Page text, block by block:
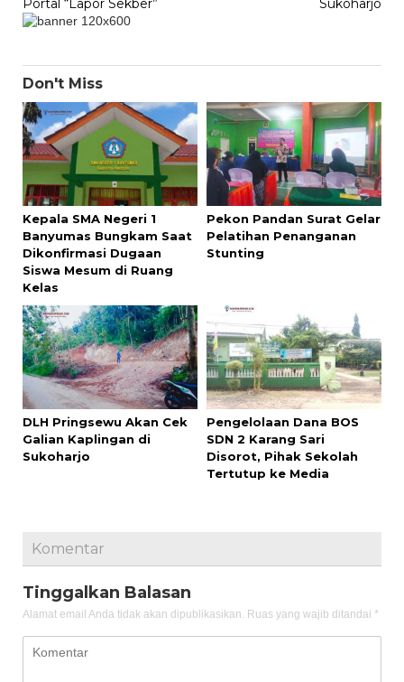
Portal “Lapor Sekber” Sukoharjo
Don't Miss
Kepala SMA Negeri 1
Banyumas Bungkam Saat
Dikonfirmasi Dugaan
Siswa Mesum di Ruang
Kelas
Pekon Pandan Surat Gelar
Pelatihan Penanganan
Stunting
DLH Pringsewu Akan Cek
Galian Kaplingan di
Sukoharjo
Pengelolaan Dana BOS
SDN 2 Karang Sari
Disorot, Pihak Sekolah
Tertutup ke Media
Komentar
Tinggalkan Balasan
Alamat email Anda tidak akan dipublikasikan. Ruas yang wajib ditandai *